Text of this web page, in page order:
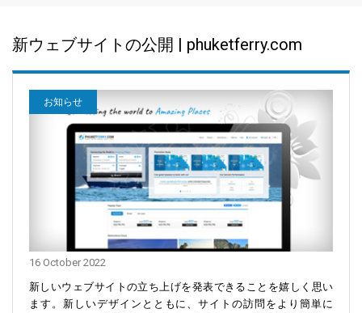
新ウェブサイトの公開 | phuketferry.com
16 October 2022
お知らせ
新しいウェブサイトの立ち上げを発表できることを嬉しく思い
ます。新しいデザインとともに、サイトの訪問をより簡単に